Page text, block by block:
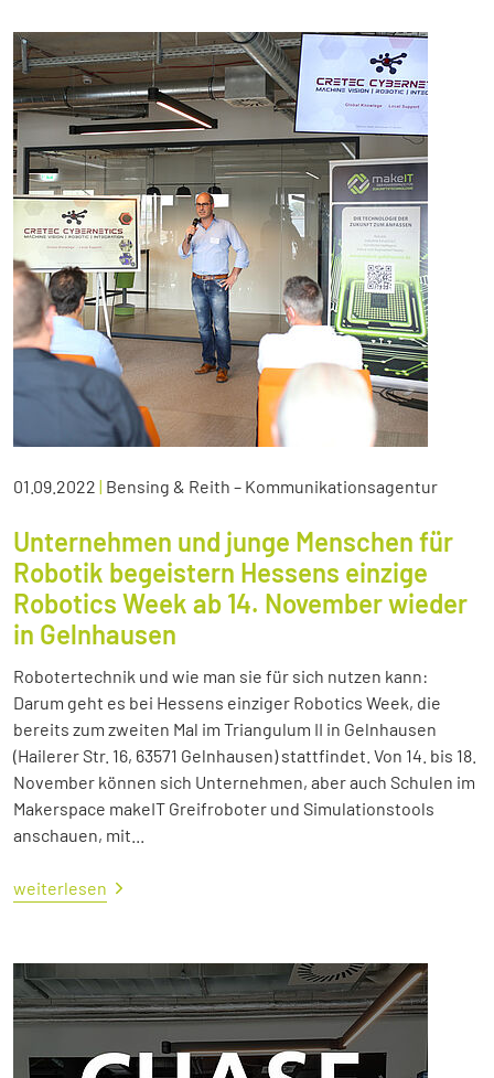
01.09.2022 | Bensing & Reith – Kommunikationsagentur
Unternehmen und junge Menschen für
Robotik begeistern Hessens einzige
Robotics Week ab 14. November wieder
in Gelnhausen
Robotertechnik und wie man sie für sich nutzen kann:
Darum geht es bei Hessens einziger Robotics Week, die
bereits zum zweiten Mal im Triangulum II in Gelnhausen
(Hailerer Str. 16, 63571 Gelnhausen) stattfindet. Von 14. bis 18.
November können sich Unternehmen, aber auch Schulen im
Makerspace makeIT Greifroboter und Simulationstools
anschauen, mit...
weiterlesen